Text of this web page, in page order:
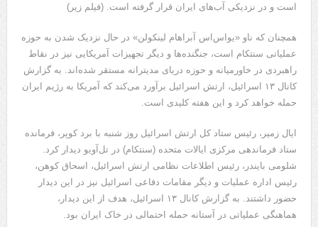
است و در نزدیکی آب‌های ایران قرار گرفته است. (فیلم زیر)
همچنان که ناو «یو‌اس‌اس آبراهام لینکولن» در حال نزدیک ‌شدن به حوزه
عملیاتی سنتکام است، جنگنده‌ها و دیگر تجهیزات آمریکایی نیز در نقاط
راهبردی در خاورمیانه و حوزه دریای مدیترانه مستقر شده‌اند. به گزارش
کانال ۱۳ اسرائیل، ارتش اسرائیل برآورد می‌کند که آمریکا به رژیم ایران
حمله خواهد کرد و این هفته کلیدی است.
ایال زمیر، رئیس ستاد کل ارتش اسرائیل روز شنبه با برد کوپر، فرمانده
ستاد فرماندهی مرکزی ایالات متحده (سنتکام) در تل‌آویو دیدار کرد.
شلومی بایندر، رئیس اطلاعات نظامی ارتش اسرائیل، اسحاق کوهن،
رئیس اداره عملیات و دیگر مقامات دفاعی اسرائیل نیز در این دیدار
حضور داشتند. به گزارش کانال ۱۳ اسرائیل، هدف از این دیدار،
هماهنگی عملیاتی در آستانه حمله احتمالی در خاک ایران بود.